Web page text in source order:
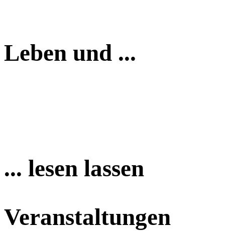
Leben und ...
... lesen lassen
Veranstaltungen